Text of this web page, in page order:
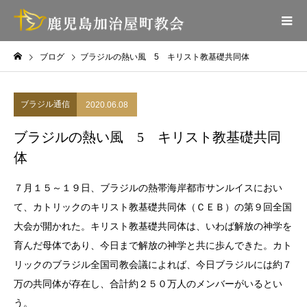
ブログ ブラジルの熱い風 5 キリスト教基礎共同体
ブラジル通信 2020.06.08
ブラジルの熱い風 5 キリスト教基礎共同
体
７月１５～１９日、ブラジルの熱帯海岸都市サンルイスにおい
て、カトリックのキリスト教基礎共同体（ＣＥＢ）の第９回全国
大会が開かれた。キリスト教基礎共同体は、いわば解放の神学を
育んだ母体であり、今日まで解放の神学と共に歩んできた。カト
リックのブラジル全国司教会議によれば、今日ブラジルには約７
万の共同体が存在し、合計約２５０万人のメンバーがいるとい
う。